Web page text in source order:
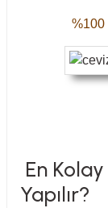
%100
En
Yapılır?